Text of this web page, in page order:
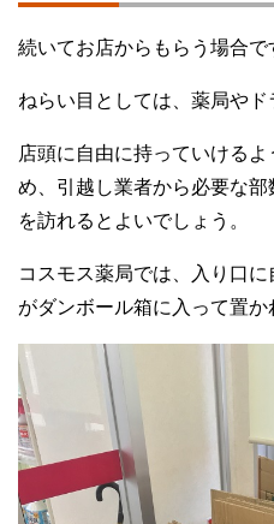
続いてお店からもらう場合で
ねらい目としては、薬局やド
店頭に自由に持っていける
め、引越し業者から必要な
を訪れるとよいでしょう。
コスモス薬局では、入り口
がダンボール箱に入って置か